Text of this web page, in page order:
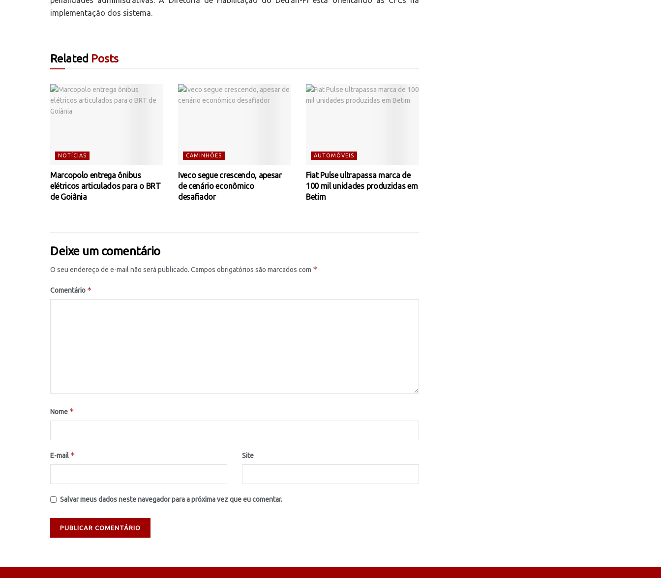
implementação dos sistema.
Related Posts
NOTÍCIAS
Marcopolo entrega ônibus
elétricos articulados para o BRT
de Goiânia
CAMINHÕES
Iveco segue crescendo, apesar
de cenário econômico
desafiador
AUTOMÓVEIS
Fiat Pulse ultrapassa marca de
100 mil unidades produzidas em
Betim
Deixe um comentário
O seu endereço de e-mail não será publicado. Campos obrigatórios são marcados com *
Comentário *
Nome *
E-mail * Site
Salvar meus dados neste navegador para a próxima vez que eu comentar.